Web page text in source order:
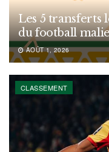
Les 5 transferts
du football
AOÛT 1, 2026
CLASSEMENT